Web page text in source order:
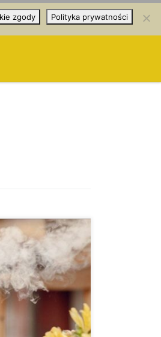
Obecnie jednak
większość
–
ciebie, jeśli jesteś
zgody Polityka prywatności